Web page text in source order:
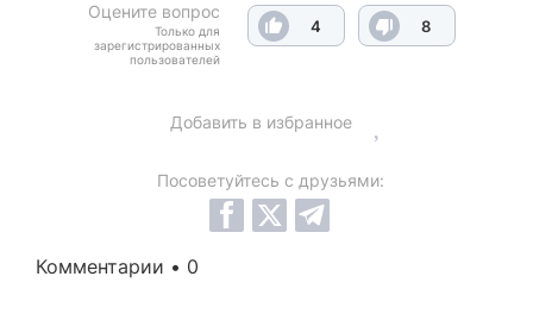
Оцените вопрос
Только для
зарегистрированных
пользователей
4 8
Добавить в избранное
Посоветуйтесь с друзьями:
Комментарии • 0